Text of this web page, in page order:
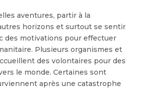
aventures, partir à la
horizons et surtout se sentir
des motivations pour effectuer
Plusieurs organismes et
des volontaires pour des
le monde. Certaines sont
après une catastrophe